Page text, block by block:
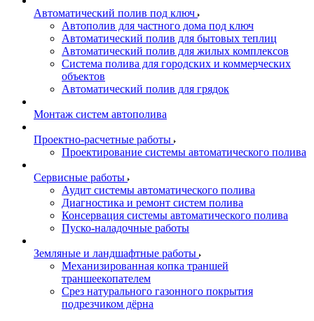
Автоматический полив под ключ
Автополив для частного дома под ключ
Автоматический полив для бытовых теплиц
Автоматический полив для жилых комплексов
Система полива для городских и коммерческих
объектов
Автоматический полив для грядок
Монтаж систем автополива
Проектно-расчетные работы
Проектирование системы автоматического полива
Сервисные работы
Аудит системы автоматического полива
Диагностика и ремонт систем полива
Консервация системы автоматического полива
Пуско-наладочные работы
Земляные и ландшафтные работы
Механизированная копка траншей
траншеекопателем
Срез натурального газонного покрытия
подрезчиком дёрна